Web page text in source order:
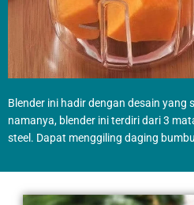
Blender ini hadir dengan desain yang
namanya, blender ini terdiri dari 3
steel. Dapat menggiling daging